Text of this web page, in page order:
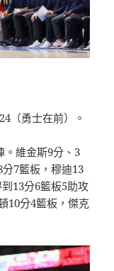
（勇士在前）。
。維金斯9分、3
7籃板，穆迪13
13分6籃板5助攻
10分4籃板，傑克